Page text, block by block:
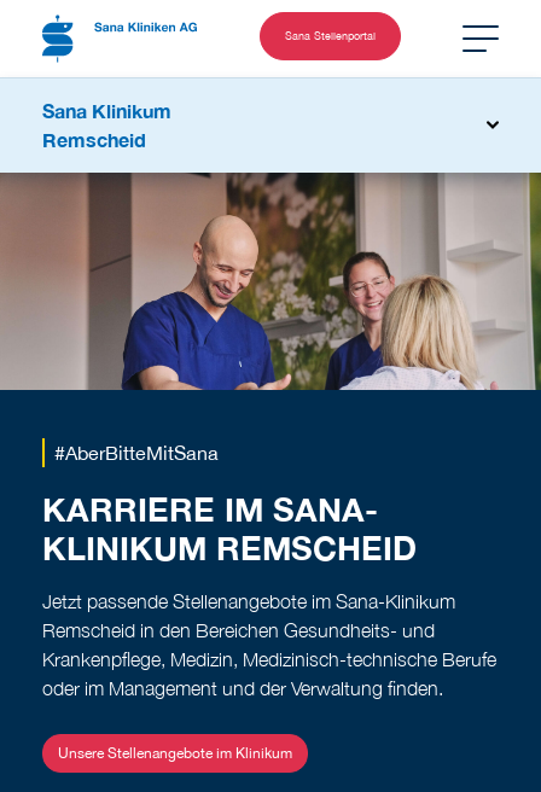
Sana Stellenportal
Sana Klinikum
Remscheid
#AberBitteMitSana
KARRIERE IM SANA-
KLINIKUM REMSCHEID
Jetzt passende Stellenangebote im Sana-Klinikum
Remscheid in den Bereichen Gesundheits- und
Krankenpflege, Medizin, Medizinisch-technische Berufe
oder im Management und der Verwaltung finden.
Unsere Stellenangebote im Klinikum